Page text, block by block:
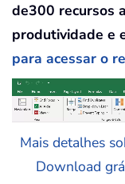
de300 recursos
produtividade e
para acessar o
Mais detalhes
Download